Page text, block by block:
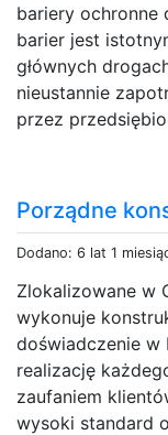
bariery ochronne
barier jest
głównych
nieustannie
przez
Porządne
Dodano: 6 lat 1
Zlokalizowane w
wykonuje
doświadczenie w
realizację
zaufaniem
wysoki standard